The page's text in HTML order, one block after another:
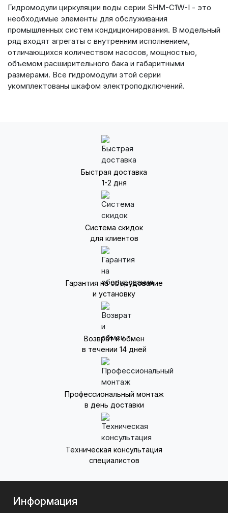
Гидромодули циркуляции воды серии SHM-C1W-I - это
необходимые элементы для обслуживания
промышленных систем кондиционирования. В модельный
ряд входят агрегаты с внутренним исполнением,
отличающихся количеством насосов, мощностью,
объемом расширительного бака и габаритными
размерами. Все гидромодули этой серии
укомплектованы шкафом электроподключений.
Быстрая доставка
1-2 дня
Система скидок
для клиентов
Гарантия на оборудование
и установку
Возврат и обмен
в течении 14 дней
Профессиональный монтаж
в день доставки
Техническая консультация
специалистов
Информация